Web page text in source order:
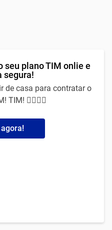
seu plano TIM onlie e
segura!
de casa para contratar o
TIM! 🙅‍♀️🙅‍♂️